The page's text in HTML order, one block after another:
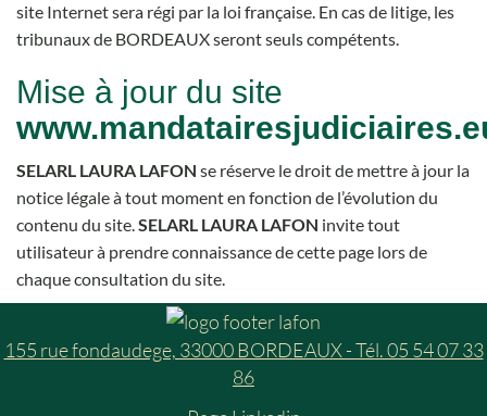
site Internet sera régi par la loi française. En cas de litige, les
tribunaux de BORDEAUX seront seuls compétents.
Mise à jour du site
SELARL LAURA LAFON se réserve le droit de mettre à jour la
notice légale à tout moment en fonction de l’évolution du
contenu du site.SELARL LAURA LAFON invite tout
utilisateur à prendre connaissance de cette page lors de
chaque consultation du site.
155 rue fondaudege, 33000 BORDEAUX - Tél. 05 54 07 33
86